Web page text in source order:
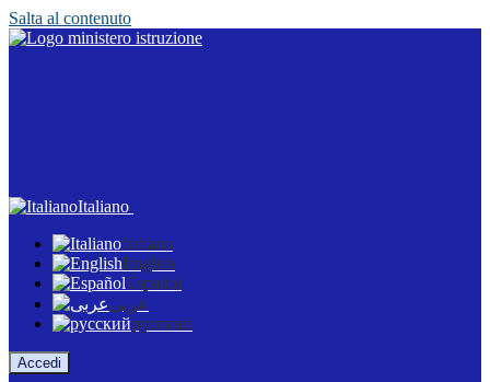
Salta al contenuto
Italiano
Italiano
English
Español
عربى
русский
Accedi